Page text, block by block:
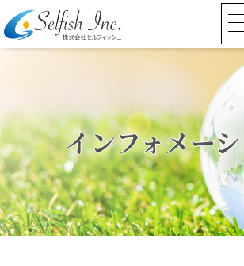
お問い合わせ
インフォメー